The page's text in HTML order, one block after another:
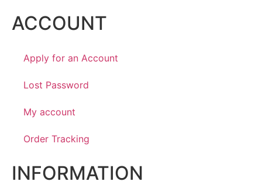
ACCOUNT
Apply for an Account
Lost Password
My account
Order Tracking
INFORMATION